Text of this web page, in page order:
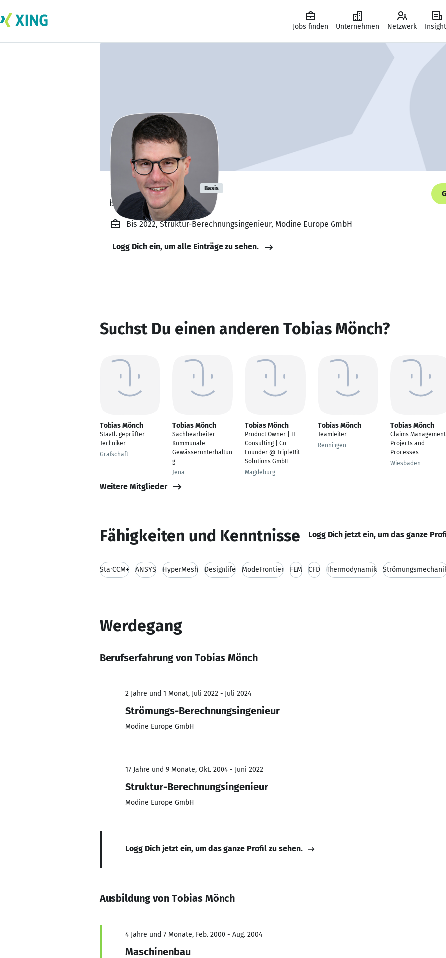
Jobs finden Unternehmen Netzwerk
Tobias Mönch Basis
ist offen für Projekte. 🔎
Bis 2022, Struktur-Berechnungsingenieur, Modine Europe GmbH
Logg Dich ein, um alle Einträge zu sehen.
Suchst Du einen anderen Tobias Mönch?
Tobias Mönch
Staatl. geprüfter
Techniker
Grafschaft
Tobias Mönch
Sachbearbeiter
Kommunale
Gewässerunterhaltun
g
Jena
Tobias Mönch
Product Owner | IT-
Consulting | Co-
Founder @ TripleBit
Solutions GmbH
Magdeburg
Tobias Mönch
Teamleiter
Renningen
Tobias Mönch
Claims
Projects and
Processes
Wiesbaden
Weitere Mitglieder
Fähigkeiten und Kenntnisse Logg Dich jetzt ein, um das ganze
StarCCM+ ANSYS HyperMesh Designlife ModeFrontier FEM CFD Thermodynamik
Werdegang
Berufserfahrung von Tobias Mönch
2 Jahre und 1 Monat, Juli 2022 - Juli 2024
Strömungs-Berechnungsingenieur
Modine Europe GmbH
17 Jahre und 9 Monate, Okt. 2004 - Juni 2022
Struktur-Berechnungsingenieur
Modine Europe GmbH
Logg Dich jetzt ein, um das ganze Profil zu sehen.
Ausbildung von Tobias Mönch
4 Jahre und 7 Monate, Feb. 2000 - Aug. 2004
Maschinenbau